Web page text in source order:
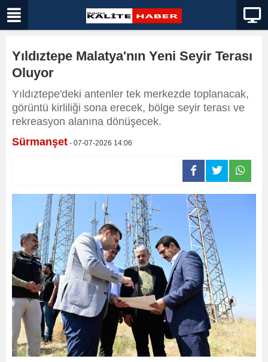
Yıldıztepe Malatya'nın Yeni Seyir Terası
Oluyor
Yıldıztepe'deki antenler tek merkezde toplanacak,
görüntü kirliliği sona erecek, bölge seyir terası ve
rekreasyon alanına dönüşecek.
Sürmanşet - 07-07-2026 14:06